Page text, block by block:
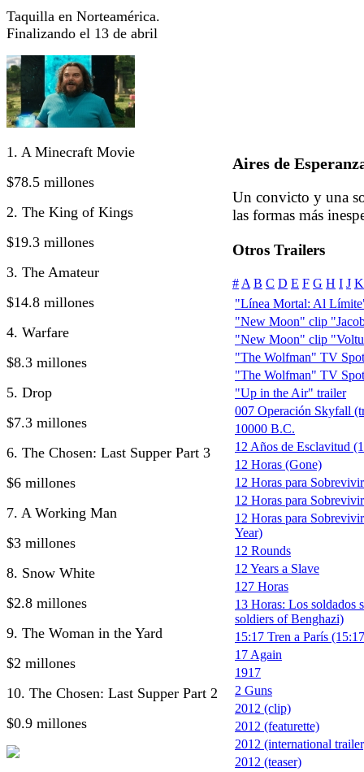
Taquilla en Norteamérica.
Finalizando el 13 de abril
1. A Minecraft Movie
$78.5 millones
2. The King of Kings
$19.3 millones
3. The Amateur
$14.8 millones
4. Warfare
$8.3 millones
5. Drop
$7.3 millones
6. The Chosen: Last Supper Part 3
$6 millones
7. A Working Man
$3 millones
8. Snow White
$2.8 millones
9. The Woman in the Yard
$2 millones
10. The Chosen: Last Supper Part 2
$0.9 millones
Aires de
Un convicto y una
las formas más
Otros Trailers
# A B C D E F G H I J K
"Línea Mortal: Al
"New Moon" clip
"New Moon" clip
"The Wolfman" TV
"The Wolfman" TV
"Up in the Air" trailer
007 Operación Skyfall
10000 B.C.
12 Años de Esclavitud
12 Horas (Gone)
12 Horas para
12 Horas para
12 Horas para
Year)
12 Rounds
12 Years a Slave
127 Horas
13 Horas: Los soldados
soldiers of Benghazi)
15:17 Tren a París
17 Again
1917
2 Guns
2012 (clip)
2012 (featurette)
2012 (international
2012 (teaser)